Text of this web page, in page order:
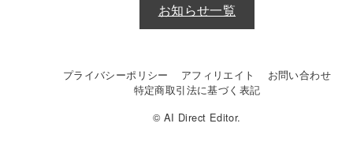
お知らせ一覧
プライバシーポリシー アフィリエイト
お問い合わせ
特定商取引法に基づく表記
© AI Direct Editor.